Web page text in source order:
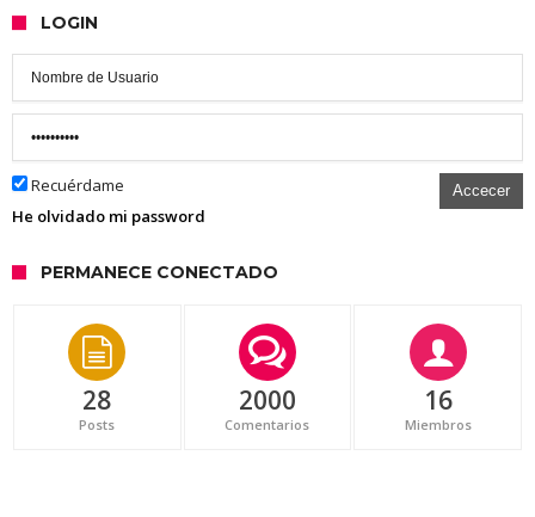
LOGIN
Recuérdame Accecer
He olvidado mi password
PERMANECE CONECTADO
28
Posts
2000
Comentarios
16
Miembros